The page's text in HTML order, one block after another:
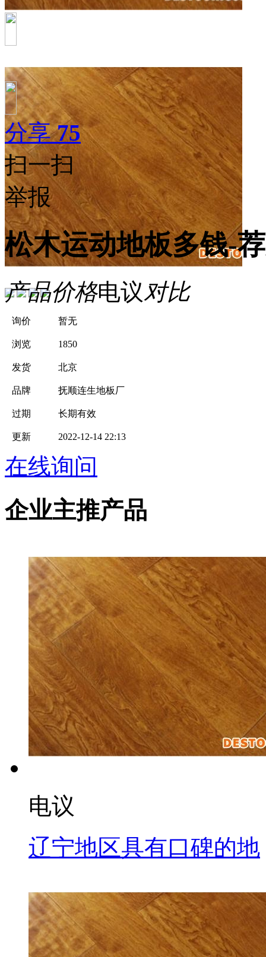
分享75
扫一扫
举报
松木运动地板多钱-
产品价格电议对比
询价 暂无
浏览 1850
发货 北京
品牌 抚顺连生地板厂
过期 长期有效
更新 2022-12-14 22:13
在线询问
企业主推产品
电议
辽宁地区具有口碑的地